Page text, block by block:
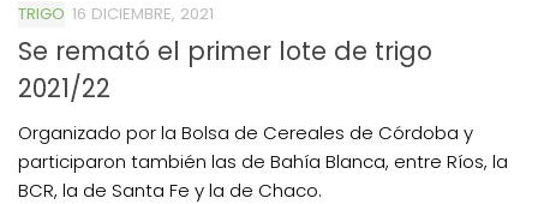
TRIGO 16 DICIEMBRE, 2021
Se remató el primer lote de trigo
2021/22
Organizado por la Bolsa de Cereales de Córdoba y
participaron también las de Bahía Blanca, entre Ríos, la
BCR, la de Santa Fe y la de Chaco.